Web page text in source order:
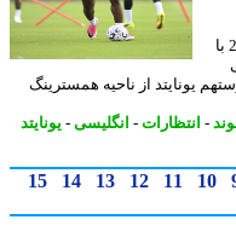
برابر وستهم یونایتد از ناحیه همسترینگ
انتظارات- انگلیسی-یونایتد
11
12
13
14
15